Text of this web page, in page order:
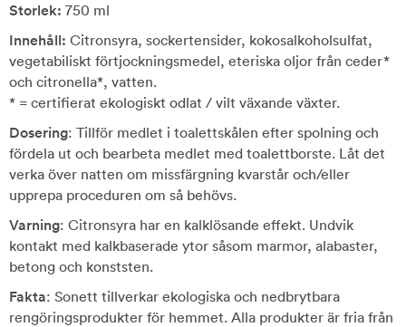
Storlek: 750 ml
Innehåll: Citronsyra, sockertensider, kokosalkoholsulfat,
vegetabiliskt förtjockningsmedel, eteriska oljor från ceder*
och citronella*, vatten.
* = certifierat ekologiskt odlat / vilt växande växter.
Dosering: Tillför medlet i toalettskålen efter spolning och
fördela ut och bearbeta medlet med toalettborste. Låt det
verka över natten om missfärgning kvarstår och/eller
upprepa proceduren om så behövs.
Varning: Citronsyra har en kalklösande effekt. Undvik
kontakt med kalkbaserade ytor såsom marmor, alabaster,
betong och konststen.
Fakta: Sonett tillverkar ekologiska och nedbrytbara
rengöringsprodukter för hemmet. Alla produkter är fria från